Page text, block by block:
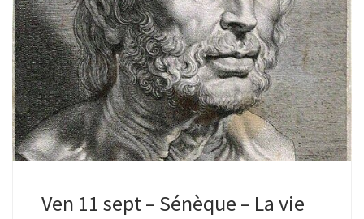
Ados-adultes | Bibliothèque de Watermael| 10H – 13H Un
arpentage, c’est quoi ?On découpe le livre, chacun en reçoit
une partie, la lit en silence et partage ensuite ses
impressions […]
Ven 11 sept – Sénèque – La vie